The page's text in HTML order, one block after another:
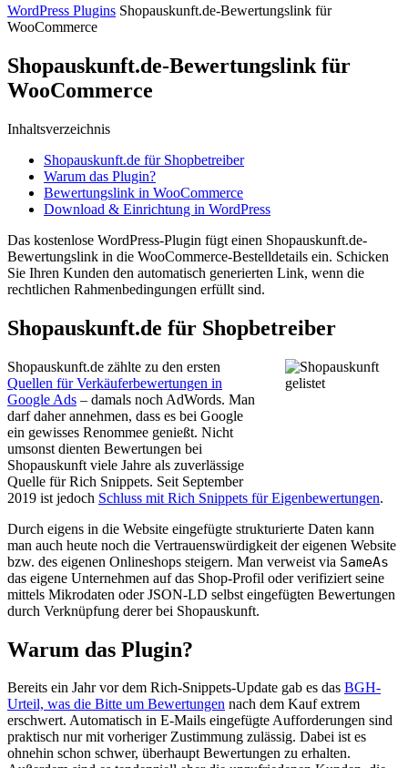
WordPress Plugins Shopauskunft.de-Bewertungslink für
WooCommerce
Shopauskunft.de-Bewertungslink für
WooCommerce
Inhaltsverzeichnis
Shopauskunft.de für Shopbetreiber
Warum das Plugin?
Bewertungslink in WooCommerce
Download & Einrichtung in WordPress
Das kostenlose WordPress-Plugin fügt einen Shopauskunft.de-
Bewertungslink in die WooCommerce-Bestelldetails ein. Schicken
Sie Ihren Kunden den automatisch generierten Link, wenn die
rechtlichen Rahmenbedingungen erfüllt sind.
Shopauskunft.de für Shopbetreiber
Shopauskunft.de zählte zu den ersten
Quellen für Verkäuferbewertungen in
Google Ads – damals noch AdWords. Man
darf daher annehmen, dass es bei Google
ein gewisses Renommee genießt. Nicht
umsonst dienten Bewertungen bei
Shopauskunft viele Jahre als zuverlässige
Quelle für Rich Snippets. Seit September
2019 ist jedoch Schluss mit Rich Snippets für Eigenbewertungen.
Durch eigens in die Website eingefügte strukturierte Daten kann
man auch heute noch die Vertrauenswürdigkeit der eigenen Website
bzw. des eigenen Onlineshops steigern. Man verweist via SameAs
das eigene Unternehmen auf das Shop-Profil oder verifiziert seine
mittels Mikrodaten oder JSON-LD selbst eingefügten Bewertungen
durch Verknüpfung derer bei Shopauskunft.
Warum das Plugin?
Bereits ein Jahr vor dem Rich-Snippets-Update gab es das BGH-
Urteil, was die Bitte um Bewertungen nach dem Kauf extrem
erschwert. Automatisch in E-Mails eingefügte Aufforderungen sind
praktisch nur mit vorheriger Zustimmung zulässig. Dabei ist es
ohnehin schon schwer, überhaupt Bewertungen zu erhalten.